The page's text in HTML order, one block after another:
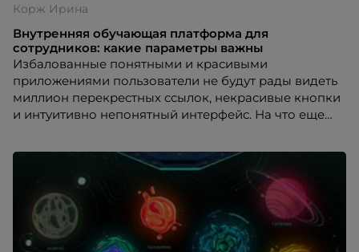
Корж Ирина
Внутренняя обучающая платформа для
сотрудников: какие параметры важны
Избалованные понятными и красивыми
приложениями пользователи не будут рады видеть
миллион перекрестных ссылок, некрасивые кнопки
и интуитивно непонятный интерфейс. На что еще